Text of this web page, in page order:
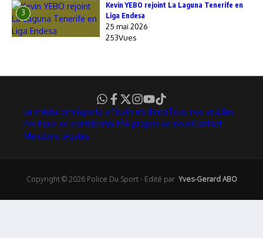
3
Kevin YEBO rejoint La Laguna Tenerife en
Liga Endesa
25 mai 2026
253Vues
Le média omnisports africain en directTous nos articles
Politique de confidentialitéÀ propos de nousContact
Mentions légales
Copyright © 2026 Police Du Sport - Edité par Yves-Gerard ABO